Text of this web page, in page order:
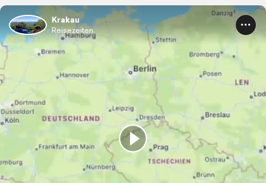
Krakau
Reisezeiten